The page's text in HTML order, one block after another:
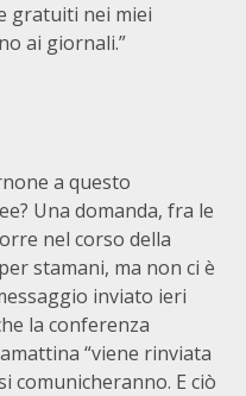
gratuiti nei miei
ai giornali.”
a questo
Una domanda, fra le
nel corso della
stamani, ma non ci è
inviato ieri
la conferenza
“viene rinviata
comunicheranno. E ciò